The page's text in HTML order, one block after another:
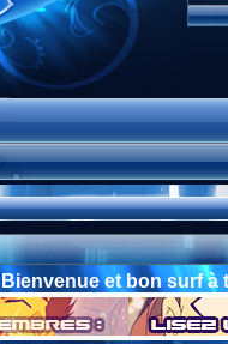
Bienvenue et bon surf à